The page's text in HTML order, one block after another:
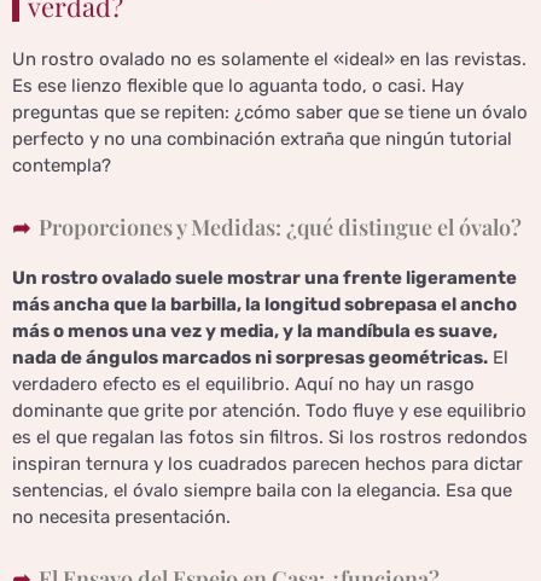
Un rostro ovalado no es solamente el «ideal» en las revistas.
Es ese lienzo flexible que lo aguanta todo, o casi. Hay
preguntas que se repiten: ¿cómo saber que se tiene un óvalo
perfecto y no una combinación extraña que ningún tutorial
contempla?
Proporciones y Medidas: ¿qué distingue el óvalo?
Un rostro ovalado suele mostrar una frente ligeramente
más ancha que la barbilla, la longitud sobrepasa el ancho
más o menos una vez y media, y la mandíbula es suave,
nada de ángulos marcados ni sorpresas geométricas. El
verdadero efecto es el equilibrio. Aquí no hay un rasgo
dominante que grite por atención. Todo fluye y ese equilibrio
es el que regalan las fotos sin filtros. Si los rostros redondos
inspiran ternura y los cuadrados parecen hechos para dictar
sentencias, el óvalo siempre baila con la elegancia. Esa que
no necesita presentación.